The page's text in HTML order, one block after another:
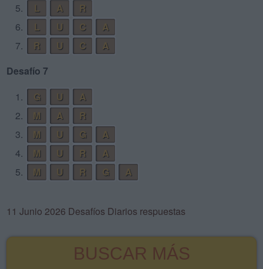
5.
L A
R
6.
L U C
A
7.
R U C
A
Desafío 7
1.
G U
A
2.
M A
R
3.
M U G
A
4.
M U R
A
5.
M U R G A
11 Junio 2026 Desafíos Diarios respuestas
BUSCAR MÁS